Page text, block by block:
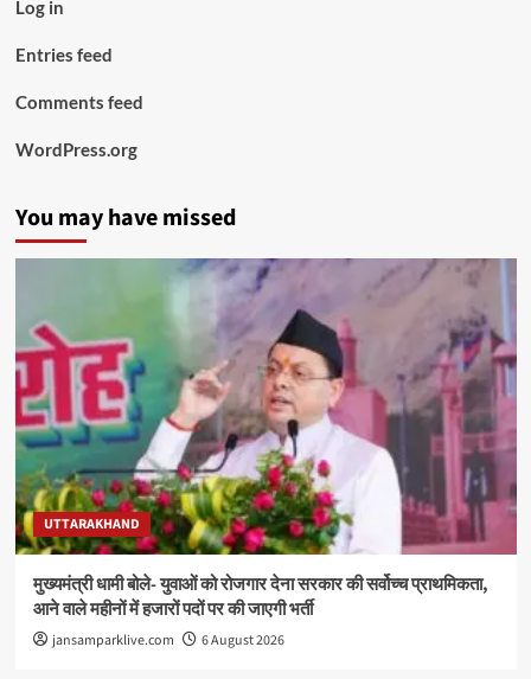
Log in
Entries feed
Comments feed
WordPress.org
You may have missed
UTTARAKHAND
मुख्यमंत्री धामी बोले- युवाओं को रोजगार देना सरकार की सर्वोच्च प्राथमिकता,
आने वाले महीनों में हजारों पदों पर की जाएगी भर्ती
jansamparklive.com 6 August 2026